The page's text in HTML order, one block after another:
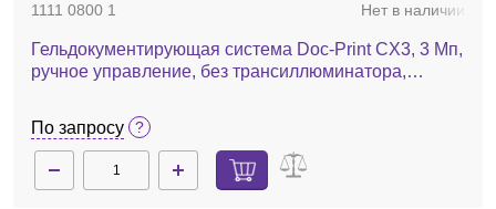
1111 0800 1 Нет в наличии
Гельдокументирующая система Doc-Print CX3, 3 Мп,
ручное управление, без трансиллюминатора,
По запросу